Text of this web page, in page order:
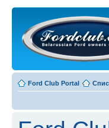
Ford Club Portal